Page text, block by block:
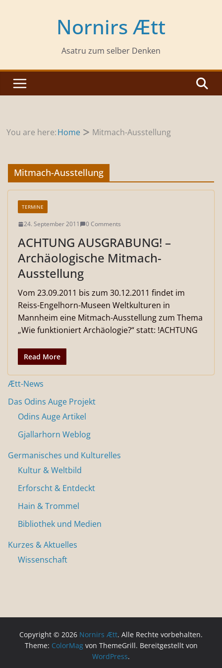
Nornirs Ætt
Asatru zum selber Denken
You are here:Home Mitmach-Ausstellung
Mitmach-Ausstellung
TERMINE
24. September 2011 0 Comments
ACHTUNG AUSGRABUNG! –
Archäologische Mitmach-
Ausstellung
Vom 23.09.2011 bis zum 30.12.2011 findet im
Reiss-Engelhorn-Museen Weltkulturen in
Mannheim eine Mitmach-Ausstellung zum Thema
„Wie funktioniert Archäologie?“ statt: !ACHTUNG
Read More
Ætt-News
Das Odins Auge Projekt
Odins Auge Artikel
Gjallarhorn Weblog
Germanisches und Kulturelles
Kultur & Weltbild
Erforscht & Entdeckt
Hain & Trommel
Bibliothek und Medien
Kurzes & Aktuelles
Wissenschaft
Copyright © 2026 Nornirs Ætt. Alle Rechte vorbehalten.
Theme: ColorMagvon ThemeGrill. Bereitgestellt von
WordPress.